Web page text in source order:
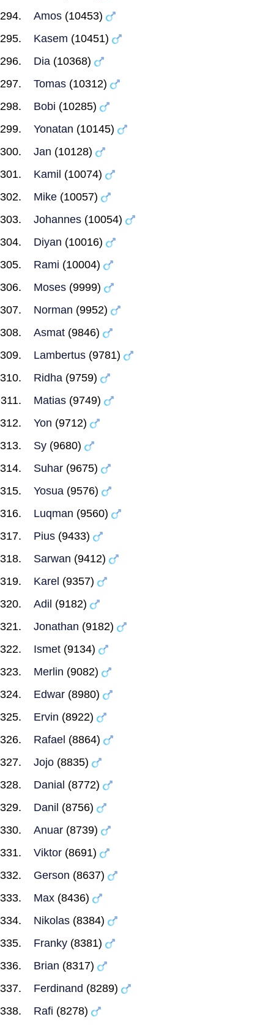
Amos (10453)
Kasem (10451)
Dia (10368)
Tomas (10312)
Bobi (10285)
Yonatan (10145)
Jan (10128)
Kamil (10074)
Mike (10057)
Johannes (10054)
Diyan (10016)
Rami (10004)
Moses (9999)
Norman (9952)
Asmat (9846)
Lambertus (9781)
Ridha (9759)
Matias (9749)
Yon (9712)
Sy (9680)
Suhar (9675)
Yosua (9576)
Luqman (9560)
Pius (9433)
Sarwan (9412)
Karel (9357)
Adil (9182)
Jonathan (9182)
Ismet (9134)
Merlin (9082)
Edwar (8980)
Ervin (8922)
Rafael (8864)
Jojo (8835)
Danial (8772)
Danil (8756)
Anuar (8739)
Viktor (8691)
Gerson (8637)
Max (8436)
Nikolas (8384)
Franky (8381)
Brian (8317)
Ferdinand (8289)
Rafi (8278)